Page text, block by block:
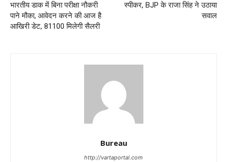
भारतीय डाक में बिना परीक्षा नौकरी
पाने मौका, आवेदन करने की आज है
आखिरी डेट, 81100 मिलेगी सैलरी
स्पीकर, BJP के राजा सिंह ने उठाया
सवाल
Bureau
http://vartaportal.com